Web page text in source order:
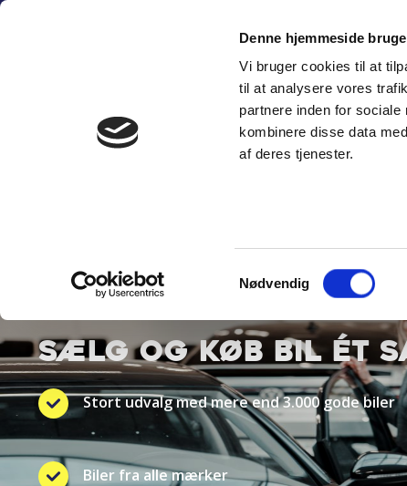
Denne hjemmeside
Vi bruger cookies til at
til at analysere vores
partnere inden for
kombinere disse data
af deres tjenester.
Samtykkevalg
Nødvendig
Fortsæt
SÆLG
BYT TIL NYT
SÆLG OG KØB BIL ÉT
Stort udvalg med mere end 3.000 gode biler
Biler fra alle mærker